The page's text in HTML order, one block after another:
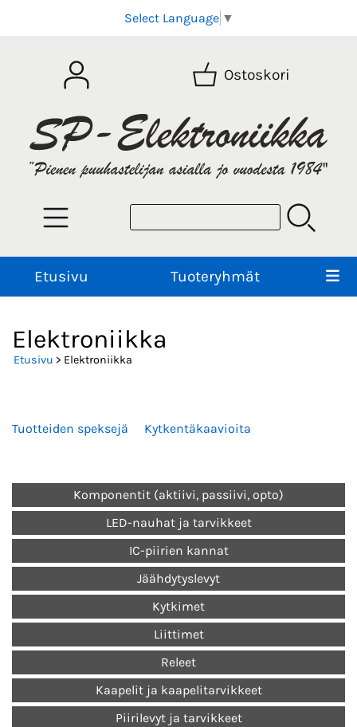
Select Language ▼
Ostoskori
Etusivu Tuoteryhmät
Elektroniikka
Etusivu > Elektroniikka
Tuotteiden speksejä Kytkentäkaavioita
Komponentit (aktiivi, passiivi, opto)
LED-nauhat ja tarvikkeet
IC-piirien kannat
Jäähdytyslevyt
Kytkimet
Liittimet
Releet
Kaapelit ja kaapelitarvikkeet
Piirilevyt ja tarvikkeet